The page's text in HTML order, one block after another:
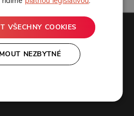
VŠECHNY COOKIES
NEZBYTNÉ